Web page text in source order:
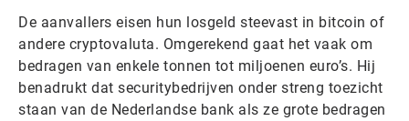
De aanvallers eisen hun losgeld steevast in bitcoin of
andere cryptovaluta. Omgerekend gaat het vaak om
bedragen van enkele tonnen tot miljoenen euro’s. Hij
benadrukt dat securitybedrijven onder streng toezicht
staan van de Nederlandse bank als ze grote bedragen